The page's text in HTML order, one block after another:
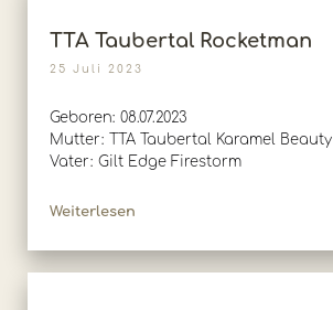
TTA Taubertal Rocketman
25 Juli 2023
Geboren: 08.07.2023
Mutter: TTA Taubertal Karamel Beauty
Vater: Gilt Edge Firestorm
Weiterlesen